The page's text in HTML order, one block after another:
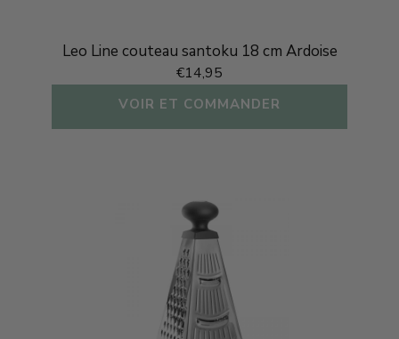
Leo Line couteau santoku 18 cm Ardoise
€14,95
VOIR ET COMMANDER